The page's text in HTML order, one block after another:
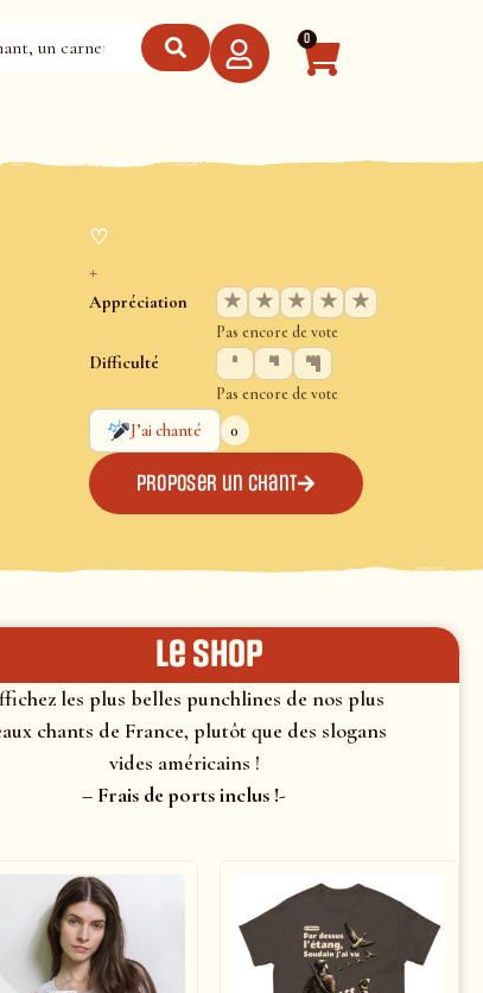
0
♡
+
Appréciation ★ ★ ★ ★ ★
Pas encore de vote
Difficulté
Pas encore de vote
J’ai chanté
0
Proposer un chant
le shop
les plus belles punchlines de nos plus
chants de France, plutôt que des slogans
vides américains !
– Frais de ports inclus !-